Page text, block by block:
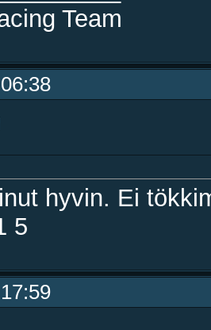
Team
hyvin. Ei
5